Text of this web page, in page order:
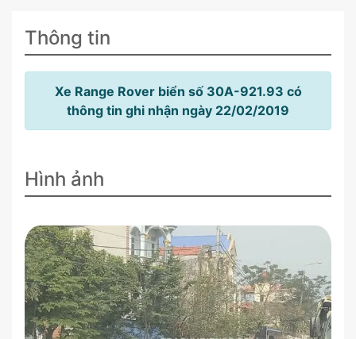
Thông tin
Xe Range Rover biển số 30A-921.93 có
thông tin ghi nhận ngày 22/02/2019
Hình ảnh